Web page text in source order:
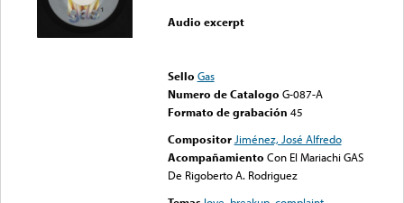
Audio excerpt
Sello Gas
Numero de Catalogo G-087-A
Formato de grabación 45
Compositor Jiménez, José Alfredo
Acompañamiento Con El Mariachi GAS
De Rigoberto A. Rodriguez